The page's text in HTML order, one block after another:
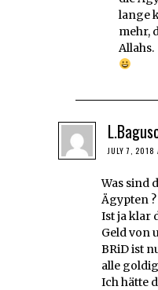
lange
mehr,
Allahs.
JULY 7, 2018
Was sind
Ägypten ?
Ist ja klar
Geld von
BRiD ist
alle
Ich hätte